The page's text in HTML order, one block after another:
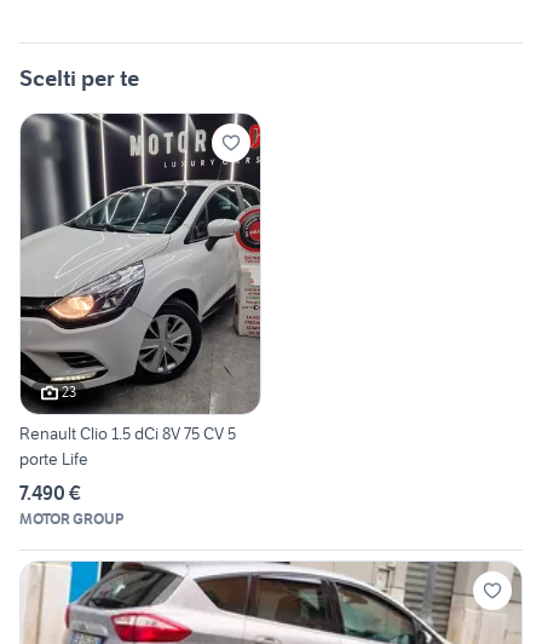
Scelti per te
23
Renault Clio 1.5 dCi 8V 75 CV 5
porte Life
7.490 €
MOTOR GROUP